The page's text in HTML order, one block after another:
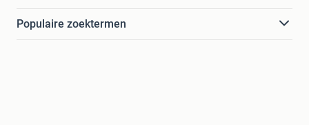
Populaire zoektermen